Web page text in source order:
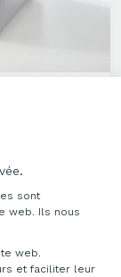
:
sont
web. Ils nous
web.
et faciliter leur